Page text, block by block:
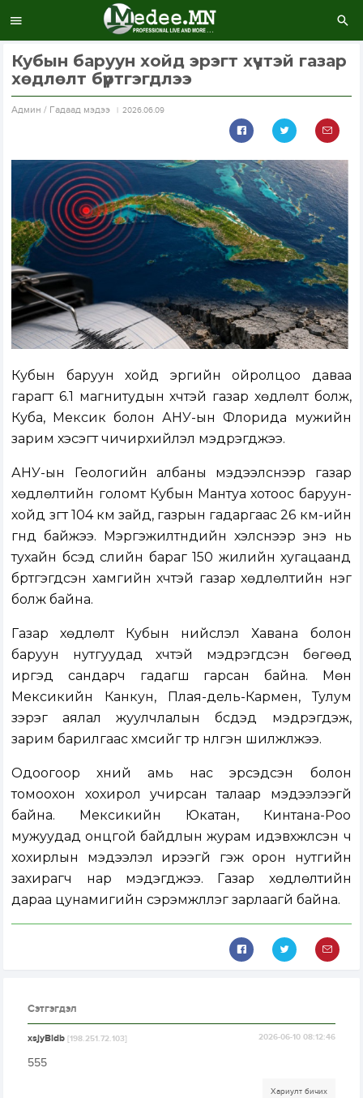
Кубын баруун хойд эрэгт хүчтэй газар
хөдлөлт бүртгэгдлээ
Aдмин / Гадаад мэдээ 2026.06.09
Кубын баруун хойд эргийн ойролцоо даваа
гарагт 6.1 магнитудын хүчтэй газар хөдлөлт болж,
Куба, Мексик болон АНУ-ын Флорида мужийн
зарим хэсэгт чичирхийлэл мэдрэгджээ.
АНУ-ын Геологийн албаны мэдээлснээр газар
хөдлөлтийн голомт Кубын Мантуа хотоос баруун-
хойд зүгт 104 км зайд, газрын гадаргаас 26 км-ийн
гүнд байжээ. Мэргэжилтнүүдийн хэлснээр энэ нь
тухайн бүсэд сүүлийн бараг 150 жилийн хугацаанд
бүртгэгдсэн хамгийн хүчтэй газар хөдлөлтийн нэг
болж байна.
Газар хөдлөлт Кубын нийслэл Хавана болон
баруун нутгуудад хүчтэй мэдрэгдсэн бөгөөд
иргэд сандарч гадагш гарсан байна. Мөн
Мексикийн Канкун, Плая-дель-Кармен, Тулум
зэрэг аялал жуулчлалын бүсүүдэд мэдрэгдэж,
зарим барилгаас хүмүүсийг түр нүүлгэн шилжүүлжээ.
Одоогоор хүний амь нас эрсэдсэн болон
томоохон хохирол учирсан талаар мэдээлээгүй
байна. Мексикийн Юкатан, Кинтана-Роо
мужуудад онцгой байдлын журам идэвхжүүлсэн ч
хохирлын мэдээлэл ирээгүй гэж орон нутгийн
захирагч нар мэдэгджээ. Газар хөдлөлтийн
дараа цунамигийн сэрэмжлүүлэг зарлаагүй байна.
Сэтгэгдэл
xsjyBldb[198.251.72.103] 2026-06-10 08:12:46
555
Хариулт бичих